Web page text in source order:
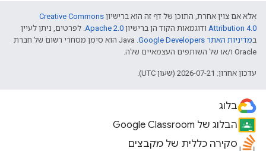
אלא אם צוין אחרת, התוכן של דף זה הוא ברישיון Creative Commons
Attribution 4.0 ודוגמאות הקוד הן ברישיון Apache 2.0. לפרטים, ניתן לעיין
במדיניות האתר Google Developers‏
.‏ Java הוא סימן מסחרי רשום של חברת
Oracle ו/או של השותפים העצמאיים שלה.
עדכון אחרון: 2026-07-21 (שעון UTC).
בלוג
הבלוג של Google Classroom
סקירה כללית של מקבצים